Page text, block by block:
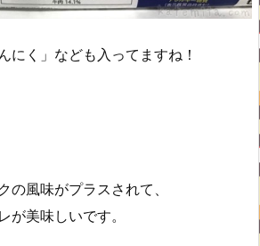
にく」なども入ってますね！
の風味がプラスされて、
が美味しいです。